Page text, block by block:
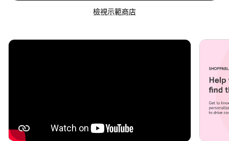
檢視示範商店